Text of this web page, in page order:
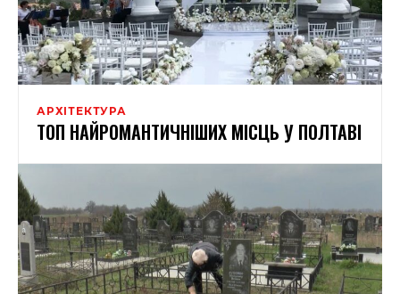
АРХІТЕКТУРА
ТОП НАЙРОМАНТИЧНІШИХ МІСЦЬ У ПОЛТАВІ